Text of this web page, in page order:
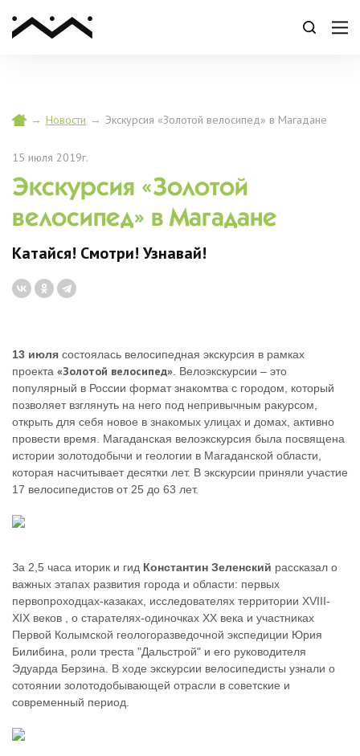
→ Новости → Экскурсия «Золотой велосипед» в Магадане
15 июля 2019г.
Экскурсия «Золотой
велосипед» в Магадане
Катайся! Смотри! Узнавай!
13 июля состоялась велосипедная экскурсия в рамках
проекта «Золотой велосипед» . Велоэкскурсии – это
популярный в России формат знакомтва с городом, который
позволяет взглянуть на него под непривычным ракурсом,
открыть для себя новое в знакомых улицах и домах, активно
провести время. Магаданская велоэкскурсия была посвящена
истории золотодобычи и геологии в Магаданской области,
которая насчитывает десятки лет. В экскурсии приняли участие
17 велосипедистов от 25 до 63 лет.
За 2,5 часа иторик и гид Константин Зеленский рассказал о
важных этапах развития города и области: первых
первопроходцах-казаках, исследователях территории XVIII-
XIX веков , о старателях-одиночках XX века и участниках
Первой Колымской геологоразведочной экспедиции Юрия
Билибина, роли треста "Дальстрой" и его руководителя
Эдуарда Берзина. В ходе экскурсии велосипедисты узнали о
сотоянии золотодобывающей отрасли в советские и
современный период.